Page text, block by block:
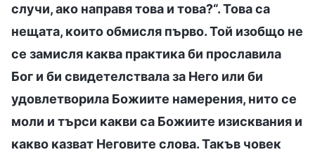
случи, ако направя това и това?“. Това са
нещата, които обмисля първо. Той изобщо не
се замисля каква практика би прославила
Бог и би свидетелствала за Него или би
удовлетворила Божиите намерения, нито се
моли и търси какви са Божиите изисквания и
какво казват Неговите слова. Такъв човек